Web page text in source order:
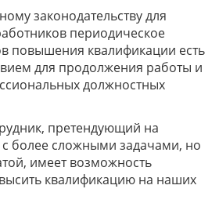
законодательству для
периодическое
повышения квалификации есть
для продолжения работы и
должностных
претендующий на
более сложными задачами, но
имеет возможность
квалификацию на наших